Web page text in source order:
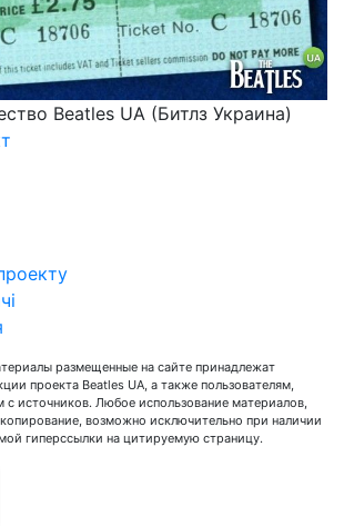
Beatles UA (Битлз Украина)
размещенные на сайте принадлежат
проекта Beatles UA, а также пользователям,
с источников. Любое использование материалов,
возможно исключительно при наличии
гиперссылки на цитируемую страницу.